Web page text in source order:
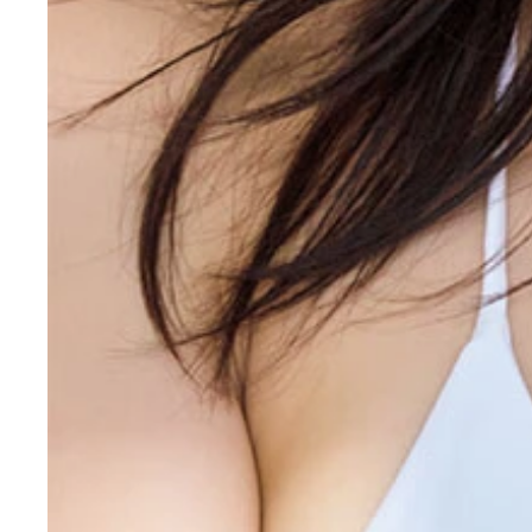
『週刊プレイボーイ』のグラビアに登場した傳谷